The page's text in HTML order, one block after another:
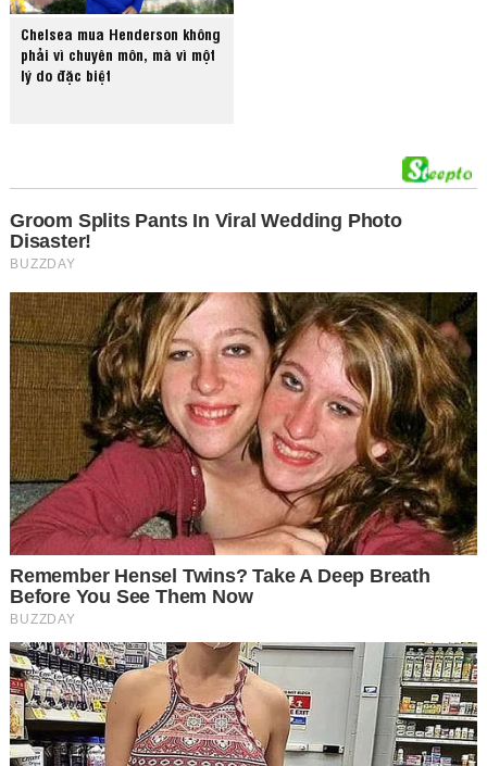
Chelsea mua Henderson không
phải vì chuyên môn, mà vì một
lý do đặc biệt